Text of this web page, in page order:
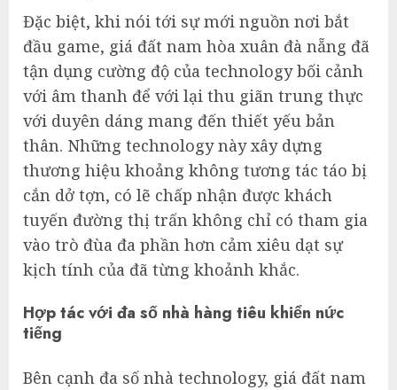
Đặc biệt, khi nói tới sự mới nguồn nơi bắt
đầu game, giá đất nam hòa xuân đà nẵng đã
tận dụng cường độ của technology bối cảnh
với âm thanh để với lại thu giãn trung thực
với duyên dáng mang đến thiết yếu bản
thân. Những technology này xây dựng
thương hiệu khoảng không tương tác táo bị
cắn dở tợn, có lẽ chấp nhận được khách
tuyến đường thị trấn không chỉ có tham gia
vào trò đùa đa phần hơn cảm xiêu dạt sự
kịch tính của đã từng khoảnh khắc.
Hợp tác với đa số nhà hàng tiêu khiển nức
tiếng
Bên cạnh đa số nhà technology, giá đất nam